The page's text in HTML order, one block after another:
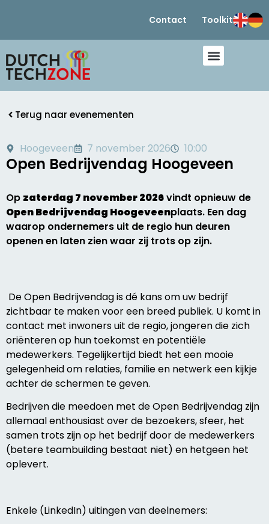
Contact Toolkit
Terug naar evenementen
Hoogeveen 7 november 2026 10:00
Open Bedrijvendag Hoogeveen
Op zaterdag 7 november 2026vindt opnieuw de
Open Bedrijvendag Hoogeveenplaats. Een dag
waarop ondernemers uit de regio hun deuren
openen en laten zien waar zij trots op zijn.
De Open Bedrijvendag is dé kans om uw bedrijf
zichtbaar te maken voor een breed publiek. U komt in
contact met inwoners uit de regio, jongeren die zich
oriënteren op hun toekomst en potentiële
medewerkers. Tegelijkertijd biedt het een mooie
gelegenheid om relaties, familie en netwerk een kijkje
achter de schermen te geven.
Bedrijven die meedoen met de Open Bedrijvendag zijn
allemaal enthousiast over de bezoekers, sfeer, het
samen trots zijn op het bedrijf door de medewerkers
(betere teambuilding bestaat niet) en hetgeen het
oplevert.
Enkele (LinkedIn) uitingen van deelnemers: